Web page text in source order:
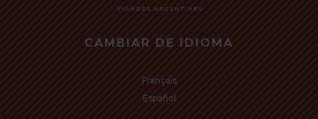
CAMBIAR DE IDIOMA
Français
Español